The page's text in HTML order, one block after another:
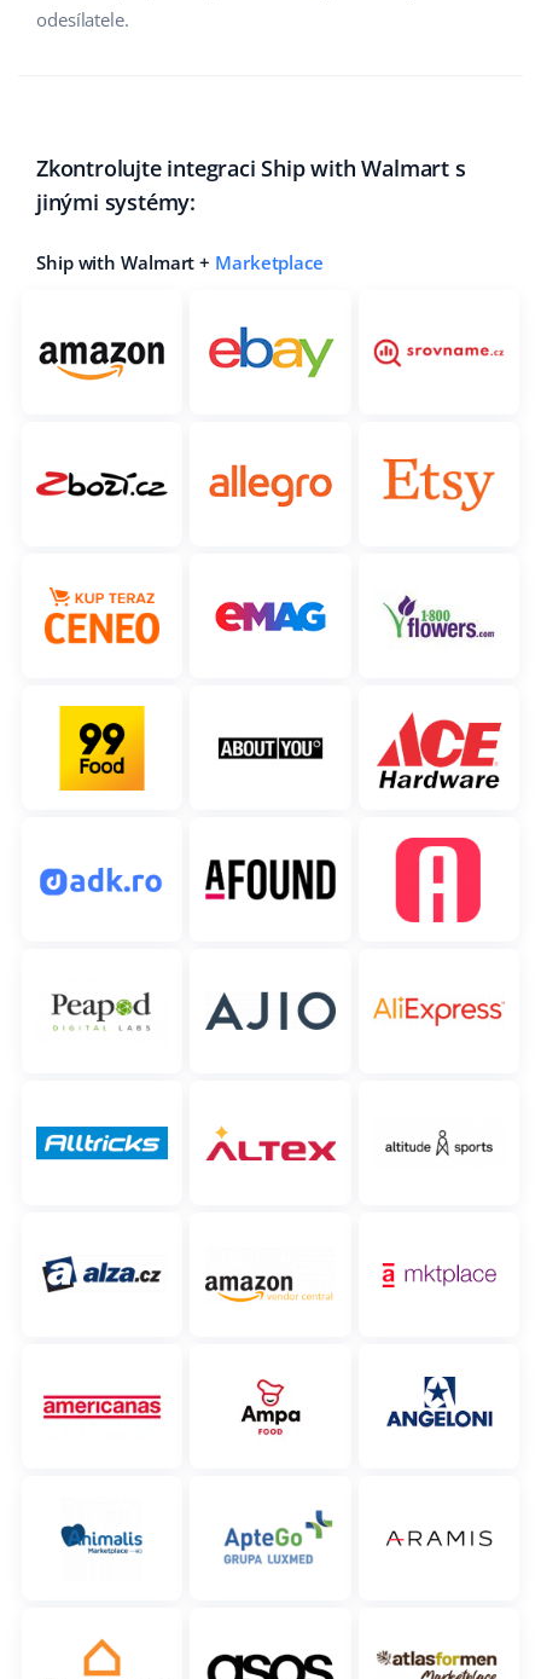
odesílatele.
Zkontrolujte integraci Ship with Walmart s
jinými systémy:
Ship with Walmart + Marketplace